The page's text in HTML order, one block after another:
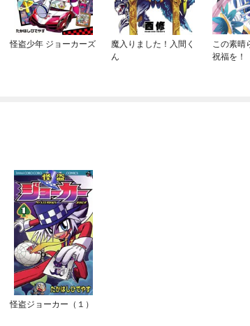
怪盗少年 ジョーカーズ
魔入りました！入間く
ん
この素晴
祝福を！
怪盗ジョーカー（１）